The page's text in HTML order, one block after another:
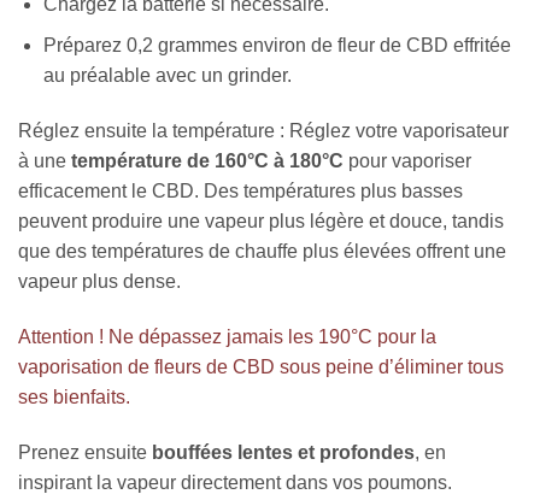
Préparez 0,2 grammes environ de fleur de CBD effritée
au préalable avec un grinder.
Réglez ensuite la température : Réglez votre vaporisateur
à une température de 160°C à 180°C pour vaporiser
efficacement le CBD. Des températures plus basses
peuvent produire une vapeur plus légère et douce, tandis
que des températures de chauffe plus élevées offrent une
vapeur plus dense.
Attention ! Ne dépassez jamais les 190°C pour la
vaporisation de fleurs de CBD sous peine d’éliminer tous
ses bienfaits.
Prenez ensuite bouffées lentes et profondes, en
inspirant la vapeur directement dans vos poumons.